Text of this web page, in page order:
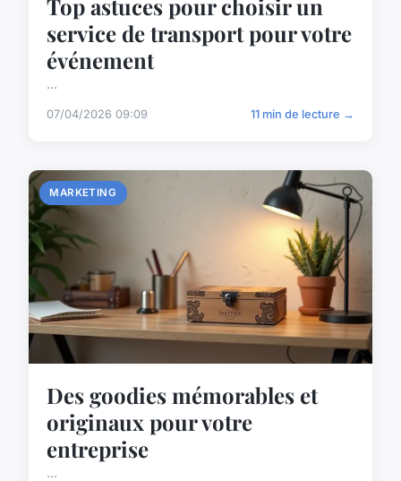
Top astuces pour choisir un
service de transport pour votre
événement
...
07/04/2026 09:09 11 min de lecture →
MARKETING
Des goodies mémorables et
originaux pour votre
entreprise
...